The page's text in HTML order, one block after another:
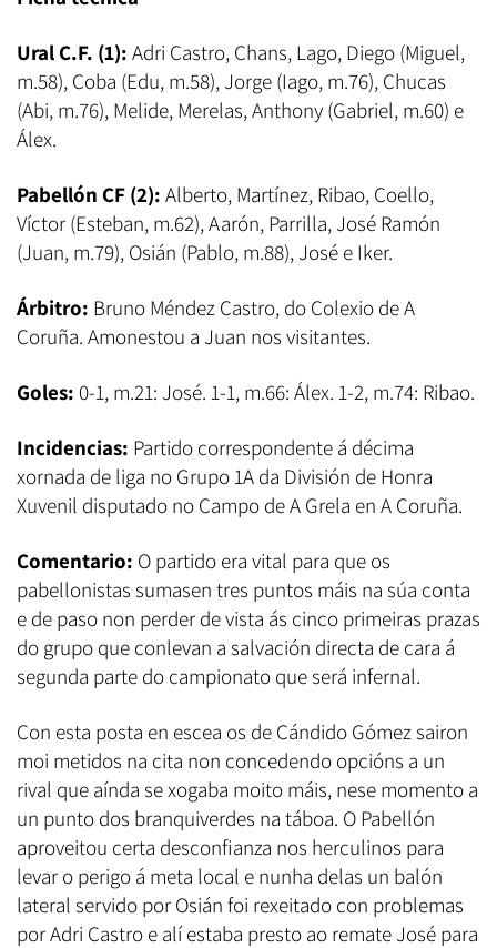
Ural C.F. (1): Adri Castro, Chans, Lago, Diego (Miguel,
m.58), Coba (Edu, m.58), Jorge (Iago, m.76), Chucas
(Abi, m.76), Melide, Merelas, Anthony (Gabriel, m.60) e
Álex.
Pabellón CF (2): Alberto, Martínez, Ribao, Coello,
Víctor (Esteban, m.62), Aarón, Parrilla, José Ramón
(Juan, m.79), Osián (Pablo, m.88), José e Iker.
Árbitro: Bruno Méndez Castro, do Colexio de A
Coruña. Amonestou a Juan nos visitantes.
Goles: 0-1, m.21: José. 1-1, m.66: Álex. 1-2, m.74: Ribao.
Incidencias: Partido correspondente á décima
xornada de liga no Grupo 1A da División de Honra
Xuvenil disputado no Campo de A Grela en A Coruña.
Comentario: O partido era vital para que os
pabellonistas sumasen tres puntos máis na súa conta
e de paso non perder de vista ás cinco primeiras prazas
do grupo que conlevan a salvación directa de cara á
segunda parte do campionato que será infernal.
Con esta posta en escea os de Cándido Gómez sairon
moi metidos na cita non concedendo opcións a un
rival que aínda se xogaba moito máis, nese momento a
un punto dos branquiverdes na táboa. O Pabellón
aproveitou certa desconfianza nos herculinos para
levar o perigo á meta local e nunha delas un balón
lateral servido por Osián foi rexeitado con problemas
por Adri Castro e alí estaba presto ao remate José para